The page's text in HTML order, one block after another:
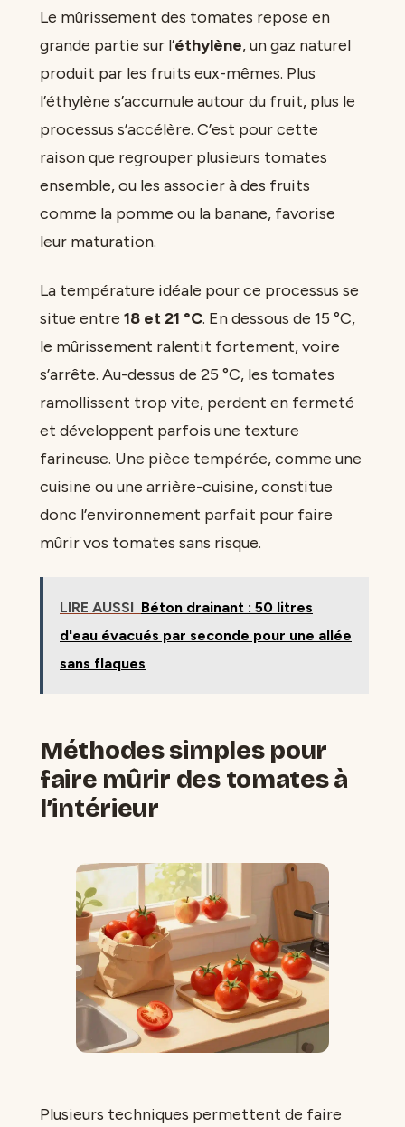
Le mûrissement des tomates repose en
grande partie sur l’éthylène, un gaz naturel
produit par les fruits eux-mêmes. Plus
l’éthylène s’accumule autour du fruit, plus le
processus s’accélère. C’est pour cette
raison que regrouper plusieurs tomates
ensemble, ou les associer à des fruits
comme la pomme ou la banane, favorise
leur maturation.
La température idéale pour ce processus se
situe entre 18 et 21 °C. En dessous de 15 °C,
le mûrissement ralentit fortement, voire
s’arrête. Au-dessus de 25 °C, les tomates
ramollissent trop vite, perdent en fermeté
et développent parfois une texture
farineuse. Une pièce tempérée, comme une
cuisine ou une arrière-cuisine, constitue
donc l’environnement parfait pour faire
mûrir vos tomates sans risque.
LIRE AUSSI Béton drainant : 50 litres
d'eau évacués par seconde pour une allée
sans flaques
Méthodes simples pour
faire mûrir des tomates à
l’intérieur
Plusieurs techniques permettent de faire